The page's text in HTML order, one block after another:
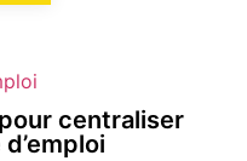
centraliser